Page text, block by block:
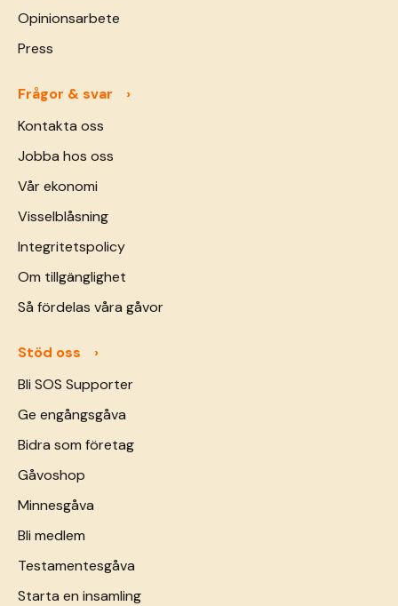
Opinionsarbete
Press
Frågor & svar
Kontakta oss
Jobba hos oss
Vår ekonomi
Visselblåsning
Integritetspolicy
Om tillgänglighet
Så fördelas våra gåvor
Stöd oss
Bli SOS Supporter
Ge engångsgåva
Bidra som företag
Gåvoshop
Minnesgåva
Bli medlem
Testamentesgåva
Starta en insamling